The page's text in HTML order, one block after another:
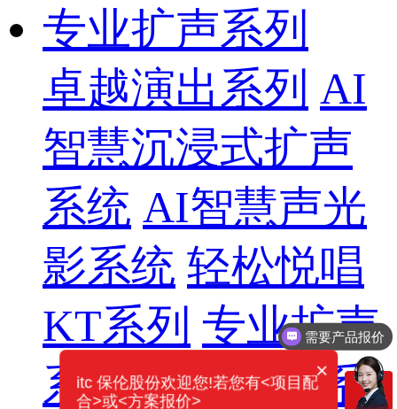
专业扩声系列
卓越演出系列 AI
智慧沉浸式扩声
系统 AI智慧声光
影系统 轻松悦唱
KT系列 专业扩声
系列 专业音箱系
可以定制方案吗？
需要产品报价
×
itc 保伦股份欢迎您!若您有<项目配
合>或<方案报价>